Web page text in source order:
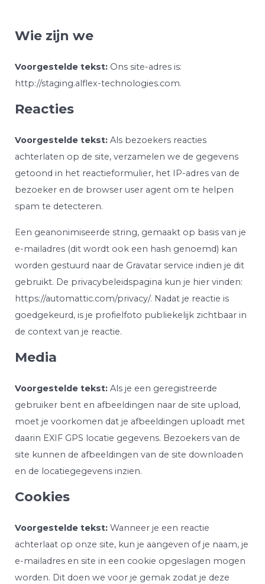
Wie zijn we
Voorgestelde tekst: Ons site-adres is:
http://staging.alflex-technologies.com.
Reacties
Voorgestelde tekst: Als bezoekers reacties
achterlaten op de site, verzamelen we de gegevens
getoond in het reactieformulier, het IP-adres van de
bezoeker en de browser user agent om te helpen
spam te detecteren.
Een geanonimiseerde string, gemaakt op basis van je
e-mailadres (dit wordt ook een hash genoemd) kan
worden gestuurd naar de Gravatar service indien je dit
gebruikt. De privacybeleidspagina kun je hier vinden:
https://automattic.com/privacy/. Nadat je reactie is
goedgekeurd, is je profielfoto publiekelijk zichtbaar in
de context van je reactie.
Media
Voorgestelde tekst: Als je een geregistreerde
gebruiker bent en afbeeldingen naar de site upload,
moet je voorkomen dat je afbeeldingen uploadt met
daarin EXIF GPS locatie gegevens. Bezoekers van de
site kunnen de afbeeldingen van de site downloaden
en de locatiegegevens inzien.
Cookies
Voorgestelde tekst: Wanneer je een reactie
achterlaat op onze site, kun je aangeven of je naam, je
e-mailadres en site in een cookie opgeslagen mogen
worden. Dit doen we voor je gemak zodat je deze